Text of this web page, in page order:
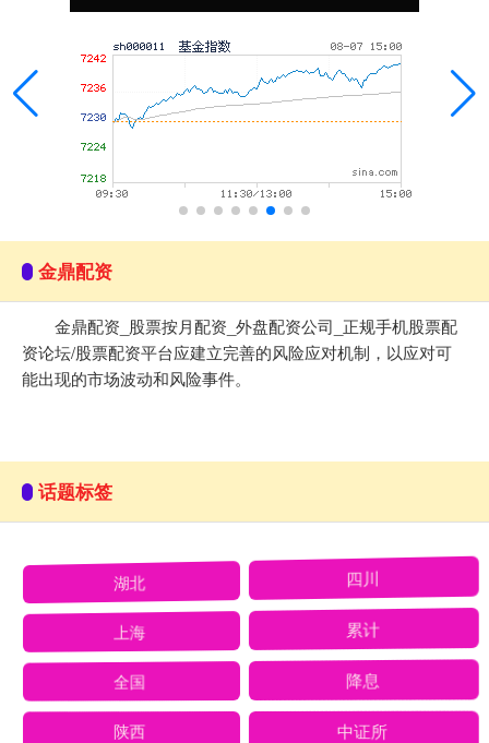
金鼎配资
金鼎配资_股票按月配资_外盘配资公司_正规手机股票配
资论坛/股票配资平台应建立完善的风险应对机制，以应对可
能出现的市场波动和风险事件。
话题标签
湖北 四川
上海 累计
全国 降息
陕西 中证所